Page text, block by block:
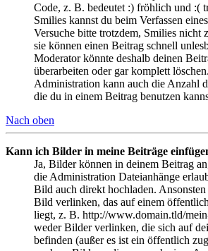
Code, z. B. bedeutet :) fröhlich und :(
Smilies kannst du beim Verfassen
Versuche bitte trotzdem, Smilies nicht
sie können einen Beitrag schnell
Moderator könnte deshalb deinen
überarbeiten oder gar komplett
Administration kann auch die Anzahl
die du in einem Beitrag benutzen
Nach oben
Kann ich Bilder in meine Beiträge
Ja, Bilder können in deinem Beitrag
die Administration Dateianhänge
Bild auch direkt hochladen.
Bild verlinken, das auf einem
liegt, z. B. http://www.domain.tld/
weder Bilder verlinken, die sich auf
befinden (außer es ist ein öffentlich